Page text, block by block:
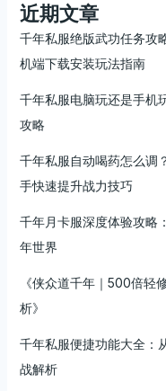
近期文章
千年私服绝版武功任务攻
机端下载安装玩法指南
千年私服电脑玩还是手机
攻略
千年私服自动喝药怎么调
手快速提升战力技巧
千年月卡服深度体验攻略
年世界
《侠众道千年｜500倍轻
析》
千年私服便捷功能大全：
战解析